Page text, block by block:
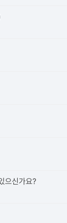
으신가요?